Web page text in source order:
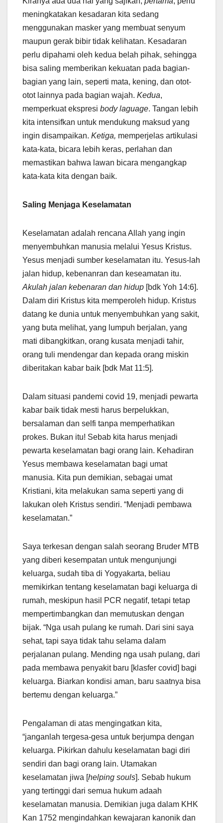
meningkatakan kesadaran kita sedang
menggunakan masker yang membuat senyum
maupun gerak bibir tidak kelihatan. Kesadaran
perlu dipahami oleh kedua belah pihak, sehingga
bisa saling memberikan kekuatan pada bagian-
bagian yang lain, seperti mata, kening, dan otot-
otot lainnya pada bagian wajah. Kedua,
memperkuat ekspresi body laguage. Tangan lebih
kita intensifkan untuk mendukung maksud yang
ingin disampaikan. Ketiga, memperjelas artikulasi
kata-kata, bicara lebih keras, perlahan dan
memastikan bahwa lawan bicara mengangkap
kata-kata kita dengan baik.
Saling Menjaga Keselamatan
Keselamatan adalah rencana Allah yang ingin
menyembuhkan manusia melalui Yesus Kristus.
Yesus menjadi sumber keselamatan itu. Yesus-lah
jalan hidup, kebenanran dan keseamatan itu.
Akulah jalan kebenaran dan hidup [bdk Yoh 14:6].
Dalam diri Kristus kita memperoleh hidup. Kristus
datang ke dunia untuk menyembuhkan yang sakit,
yang buta melihat, yang lumpuh berjalan, yang
mati dibangkitkan, orang kusata menjadi tahir,
orang tuli mendengar dan kepada orang miskin
diberitakan kabar baik [bdk Mat 11:5].
Dalam situasi pandemi covid 19, menjadi pewarta
kabar baik tidak mesti harus berpelukkan,
bersalaman dan selfi tanpa memperhatikan
prokes. Bukan itu! Sebab kita harus menjadi
pewarta keselamatan bagi orang lain. Kehadiran
Yesus membawa keselamatan bagi umat
manusia. Kita pun demikian, sebagai umat
Kristiani, kita melakukan sama seperti yang di
lakukan oleh Kristus sendiri. “Menjadi pembawa
keselamatan.”
Saya terkesan dengan salah seorang Bruder MTB
yang diberi kesempatan untuk mengunjungi
keluarga, sudah tiba di Yogyakarta, beliau
memikirkan tentang keselamatan bagi keluarga di
rumah, meskipun hasil PCR negatif, tetapi tetap
mempertimbangkan dan memutuskan dengan
bijak. “Nga usah pulang ke rumah. Dari sini saya
sehat, tapi saya tidak tahu selama dalam
perjalanan pulang. Mending nga usah pulang, dari
pada membawa penyakit baru [klasfer covid] bagi
keluarga. Biarkan kondisi aman, baru saatnya bisa
bertemu dengan keluarga.”
Pengalaman di atas mengingatkan kita,
“janganlah tergesa-gesa untuk berjumpa dengan
keluarga. Pikirkan dahulu keselamatan bagi diri
sendiri dan bagi orang lain. Utamakan
keselamatan jiwa [helping souls]. Sebab hukum
yang tertinggi dari semua hukum adaah
keselamatan manusia. Demikian juga dalam KHK
Kan 1752 mengindahkan kewajaran kanonik dan